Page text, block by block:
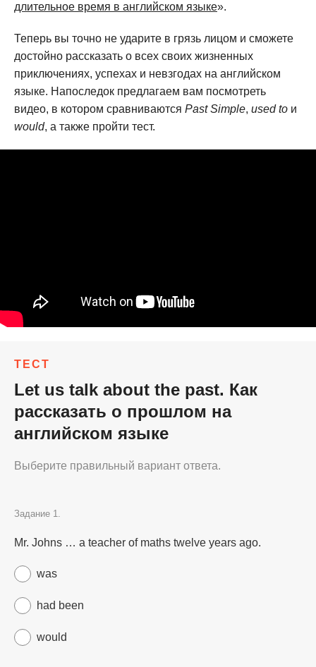
длительное время в английском языке».
Теперь вы точно не ударите в грязь лицом и сможете
достойно рассказать о всех своих жизненных
приключениях, успехах и невзгодах на английском
языке. Напоследок предлагаем вам посмотреть
видео, в котором сравниваются Past Simple, used to и
would, а также пройти тест.
ТЕСТ
Let us talk about the past. Как
рассказать о прошлом на
английском языке
Выберите правильный вариант ответа.
Задание 1.
Mr. Johns … a teacher of maths twelve years ago.
was
had been
would